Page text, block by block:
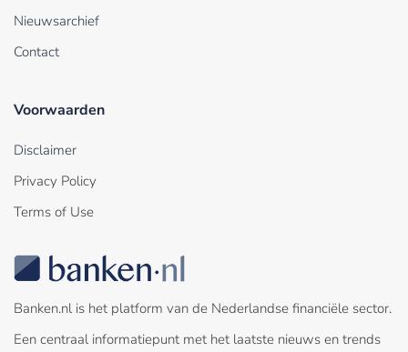
Nieuwsarchief
Contact
Voorwaarden
Disclaimer
Privacy Policy
Terms of Use
Banken.nl is het platform van de Nederlandse financiële sector.
Een centraal informatiepunt met het laatste nieuws en trends